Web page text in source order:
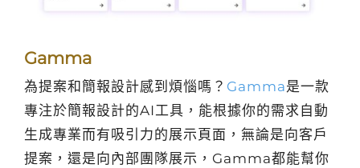
Gamma
為提案和簡報設計感到煩惱嗎？ Gamma是一款
專注於簡報設計的AI工具，能根據你的需求自動
生成專業而有吸引力的展示頁面，無論是向客戶
提案，還是向內部團隊展示，Gamma都能幫你